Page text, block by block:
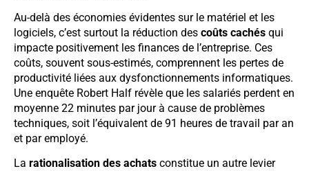
Au-delà des économies évidentes sur le matériel et les
logiciels, c’est surtout la réduction des coûts cachés qui
impacte positivement les finances de l’entreprise. Ces
coûts, souvent sous-estimés, comprennent les pertes de
productivité liées aux dysfonctionnements informatiques.
Une enquête Robert Half révèle que les salariés perdent en
moyenne 22 minutes par jour à cause de problèmes
techniques, soit l’équivalent de 91 heures de travail par an
et par employé.
La rationalisation des achats constitue un autre levier